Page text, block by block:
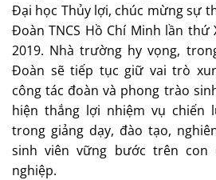
Đại học Thủy lợi, chúc mừng sự
Đoàn TNCS Hồ Chí Minh lần thứ
2019. Nhà trường hy vọng,
Đoàn sẽ tiếp tục giữ vai trò
công tác đoàn và phong trào
hiện thắng lợi nhiệm vụ chiến
trong giảng dạy, đào tạo,
sinh viên vững bước trên con
nghiệp.